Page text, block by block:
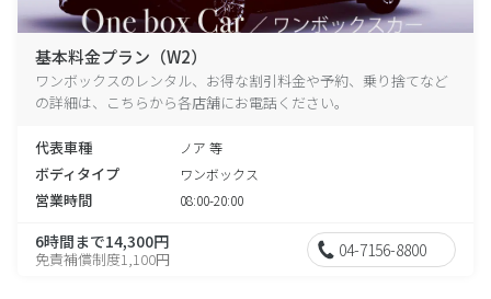
基本料金プラン（W2）
ワンボックスのレンタル、お得な割引料金や予約、乗り捨てなど
の詳細は、こちらから各店舗にお電話ください。
代表車種 ノア 等
ボディタイプ ワンボックス
営業時間 08:00-20:00
6時間まで14,300円
免責補償制度1,100円 04-7156-8800